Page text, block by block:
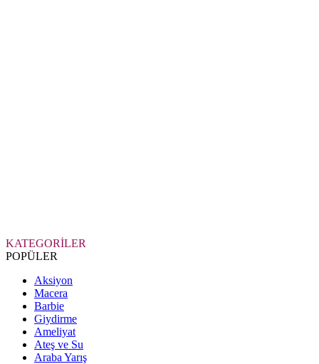
KATEGORİLER
POPÜLER
Aksiyon
Macera
Barbie
Giydirme
Ameliyat
Ateş ve Su
Araba Yarış